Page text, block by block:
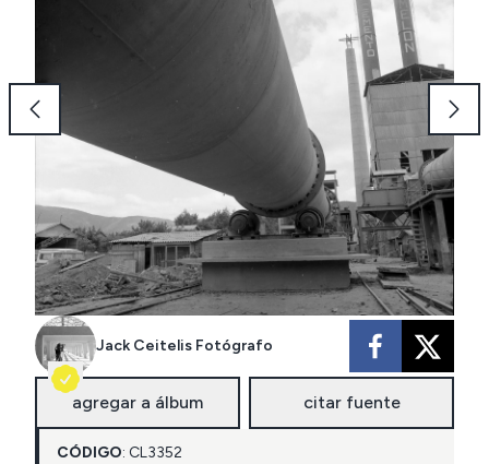
Jack Ceitelis Fotógrafo
agregar a álbum citar fuente
CÓDIGO: CL3352